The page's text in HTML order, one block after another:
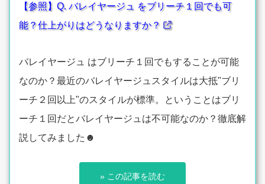
【参照】Q. バレイヤージュ をブリーチ１回でも可
能？仕上がりはどうなりますか？
バレイヤージュ はブリーチ１回でもすることが可能
なのか？最近のバレイヤージュスタイルは大抵"ブリ
ーチ２回以上"のスタイルが標準。ということはブリ
ーチ１回だとバレイヤージュは不可能なのか？徹底解
説してみました☻
» この記事を読む